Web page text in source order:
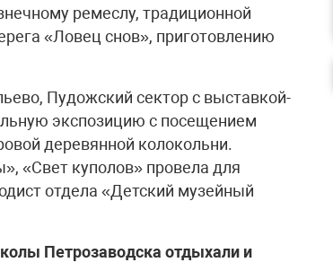
ремеслу, традиционной
«Ловец снов», приготовлению
Пудожский сектор с выставкой-
экспозицию с посещением
деревянной колокольни.
«Свет куполов» провела для
отдела «Детский музейный
Петрозаводска отдыхали и